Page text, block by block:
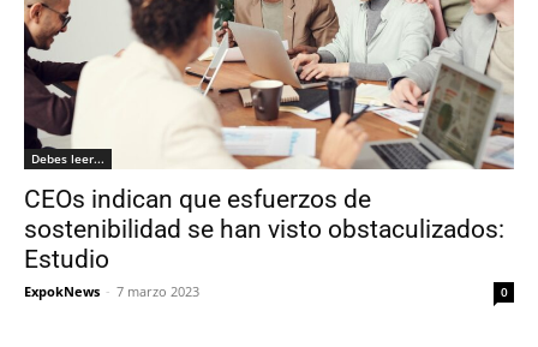
Debes leer...
CEOs indican que esfuerzos de
sostenibilidad se han visto obstaculizados:
Estudio
ExpokNews - 7 marzo 2023 0